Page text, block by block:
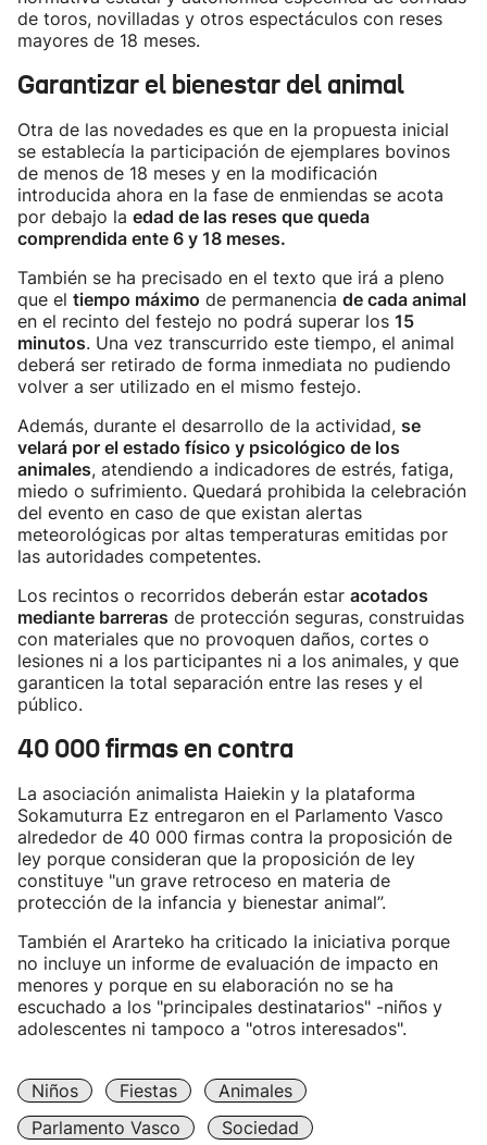
de toros, novilladas y otros espectáculos con reses
mayores de 18 meses.
Garantizar el bienestar del animal
Otra de las novedades es que en la propuesta inicial
se establecía la participación de ejemplares bovinos
de menos de 18 meses y en la modificación
introducida ahora en la fase de enmiendas se acota
por debajo la edad de las reses que queda
comprendida ente 6 y 18 meses.
También se ha precisado en el texto que irá a pleno
que el tiempo máximo de permanencia de cada animal
en el recinto del festejo no podrá superar los 15
minutos. Una vez transcurrido este tiempo, el animal
deberá ser retirado de forma inmediata no pudiendo
volver a ser utilizado en el mismo festejo.
Además, durante el desarrollo de la actividad, se
velará por el estado físico y psicológico de los
animales, atendiendo a indicadores de estrés, fatiga,
miedo o sufrimiento. Quedará prohibida la celebración
del evento en caso de que existan alertas
meteorológicas por altas temperaturas emitidas por
las autoridades competentes.
Los recintos o recorridos deberán estar acotados
mediante barreras de protección seguras, construidas
con materiales que no provoquen daños, cortes o
lesiones ni a los participantes ni a los animales, y que
garanticen la total separación entre las reses y el
público.
40 000 firmas en contra
La asociación animalista Haiekin y la plataforma
Sokamuturra Ez entregaron en el Parlamento Vasco
alrededor de 40 000 firmas contra la proposición de
ley porque consideran que la proposición de ley
constituye "un grave retroceso en materia de
protección de la infancia y bienestar animal”.
También el Ararteko ha criticado la iniciativa porque
no incluye un informe de evaluación de impacto en
menores y porque en su elaboración no se ha
escuchado a los "principales destinatarios" -niños y
adolescentes ni tampoco a "otros interesados".
Niños Fiestas
Animales
Parlamento Vasco
Sociedad